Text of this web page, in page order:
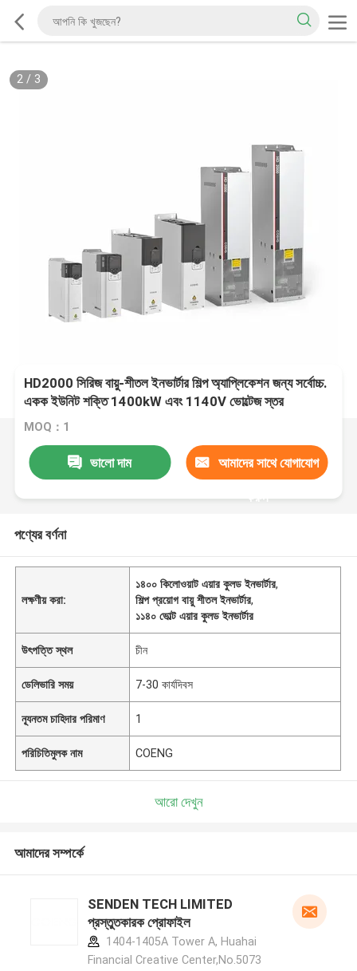
2/ 3
HD2000 সিরিজ বায়ু-শীতল ইনভার্টার শিল্প অ্যাপ্লিকেশন জন্য সর্বোচ্চ.
একক ইউনিট শক্তি 1400kW এবং 1140V ভোল্টেজ স্তর
MOQ：1
ভালো দাম আমাদের সাথে যোগাযোগ
করুন
পণ্যের বর্ণনা
লক্ষণীয় করা:
১৪০০ কিলোওয়াট এয়ার কুলড ইনভার্টার,
শিল্প প্রয়োগ বায়ু শীতল ইনভার্টার,
১১৪০ ভোল্ট এয়ার কুলড ইনভার্টার
উৎপত্তি স্থল চীন
ডেলিভারি সময় 7-30 কার্যদিবস
ন্যূনতম চাহিদার পরিমাণ 1
পরিচিতিমুলক নাম COENG
আরো দেখুন
আমাদের সম্পর্কে
SENDEN TECH LIMITED
প্রস্তুতকারক প্রোফাইল
1404-1405A Tower A, Huahai
Financial Creative Center,No.5073